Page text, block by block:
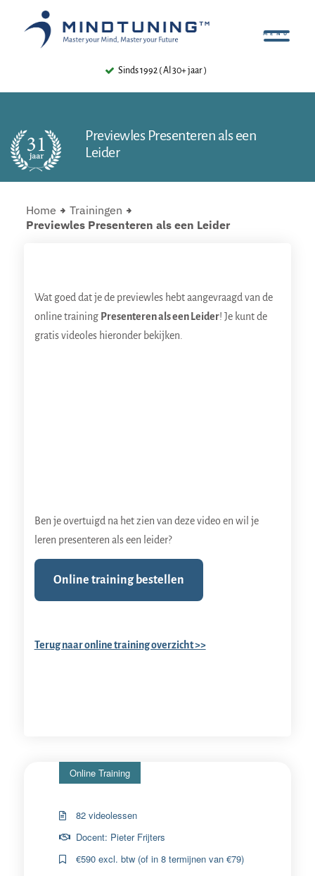
Sinds 1992 ( Al 30+ jaar )
Previewles Presenteren als een
Leider
Home
Trainingen
Previewles Presenteren als een Leider
Wat goed dat je de previewles hebt aangevraagd van de
online training Presenteren als een Leider! Je kunt de
gratis videoles hieronder bekijken.
Ben je overtuigd na het zien van deze video en wil je
leren presenteren als een leider?
Online training bestellen
Terug naar online training overzicht >>
Online Training
82 videolessen
Docent: Pieter Frijters
€590 excl. btw (of in 8 termijnen van €79)